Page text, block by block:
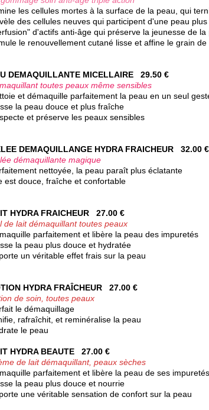
les cellules mortes à la surface de la peau, qui
des cellules neuves qui participent d'une peau
d'actifs anti-âge qui préserve la jeunesse de la
le renouvellement cutané lisse et affine le grain
DEMAQUILLANTE MICELLAIRE 29.50 €
toutes peaux même sensibles
et démaquille parfaitement la peau en un seul
la peau douce et plus fraîche
et préserve les peaux sensibles
DEMAQUILLANGE HYDRA FRAICHEUR 32.00 €
démaquillante magique
nettoyée, la peau paraît plus éclatante
est douce, fraîche et confortable
HYDRA FRAICHEUR 27.00 €
de lait démaquillant toutes peaux
parfaitement et libère la peau des impuretés
la peau plus douce et hydratée
un véritable effet frais sur la peau
HYDRA FRAÎCHEUR 27.00 €
de soin, toutes peaux
le démaquillage
rafraîchit, et reminéralise la peau
le peau
HYDRA BEAUTE 27.00 €
de lait démaquillant, peaux sèches
parfaitement et libère la peau de ses
la peau plus douce et nourrie
une véritable sensation de confort sur la peau